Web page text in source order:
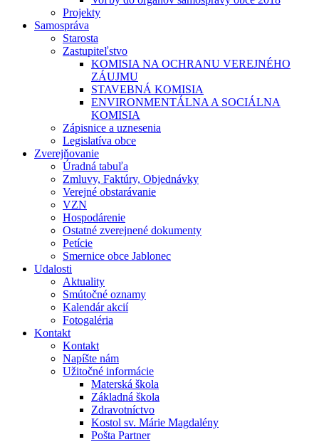
Projekty
Samospráva
Starosta
Zastupiteľstvo
KOMISIA NA OCHRANU VEREJNÉHO
ZÁUJMU
STAVEBNÁ KOMISIA
ENVIRONMENTÁLNA A SOCIÁLNA
KOMISIA
Zápisnice a uznesenia
Legislatíva obce
Zverejňovanie
Úradná tabuľa
Zmluvy, Faktúry, Objednávky
Verejné obstarávanie
VZN
Hospodárenie
Ostatné zverejnené dokumenty
Petície
Smernice obce Jablonec
Udalosti
Aktuality
Smútočné oznamy
Kalendár akcií
Fotogaléria
Kontakt
Kontakt
Napíšte nám
Užitočné informácie
Materská škola
Základná škola
Zdravotníctvo
Kostol sv. Márie Magdalény
Pošta Partner